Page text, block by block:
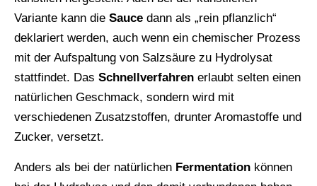
Variante kann die Sauce dann als „rein pflanzlich“
deklariert werden, auch wenn ein chemischer Prozess
mit der Aufspaltung von Salzsäure zu Hydrolysat
stattfindet. Das Schnellverfahren erlaubt selten einen
natürlichen Geschmack, sondern wird mit
verschiedenen Zusatzstoffen, drunter Aromastoffe und
Zucker, versetzt.
Anders als bei der natürlichen Fermentation können